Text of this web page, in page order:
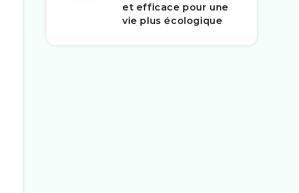
et efficace pour une
vie plus écologique